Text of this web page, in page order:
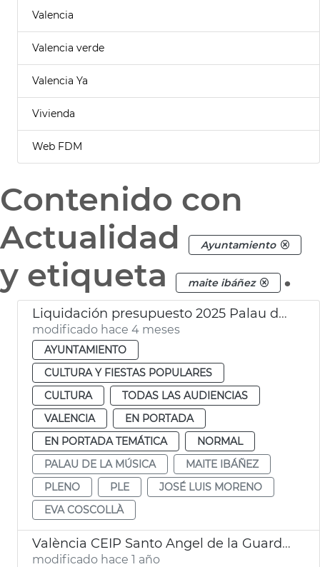
Valencia
Valencia verde
Valencia Ya
Vivienda
Web FDM
Contenido con
Actualidad
Ayuntamiento
y etiqueta maite ibáñez .
Liquidación presupuesto 2025 Palau de la Música València
modificado hace 4 meses
AYUNTAMIENTO
CULTURA Y FIESTAS POPULARES
CULTURA
TODAS LAS AUDIENCIAS
VALENCIA
EN PORTADA
EN PORTADA TEMÁTICA
NORMAL
PALAU DE LA MÚSICA
MAITE IBÁÑEZ
PLENO
PLE
JOSÉ LUIS MORENO
EVA COSCOLLÀ
València CEIP Santo Angel de la Guarda y CEIP San José de Calasanz
modificado hace 1 año